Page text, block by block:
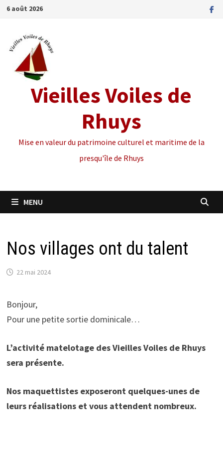
Passer
contenu
6 août 2026
Vieilles Voiles de
Rhuys
Mise en valeur du patrimoine culturel et maritime de la
presqu'île de Rhuys
MENU
Nos villages ont du talent
22 mai 2024
Bonjour,
Pour une petite sortie dominicale…
L’activité matelotage des Vieilles Voiles de Rhuys
sera présente.
Nos maquettistes exposeront quelques-unes de
leurs réalisations et vous attendent nombreux.